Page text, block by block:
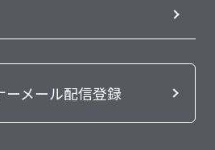
ーメール配信登録